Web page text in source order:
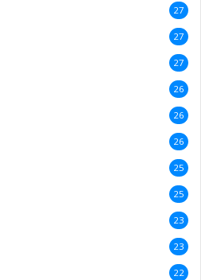
27
27
27
26
26
26
25
25
23
23
22